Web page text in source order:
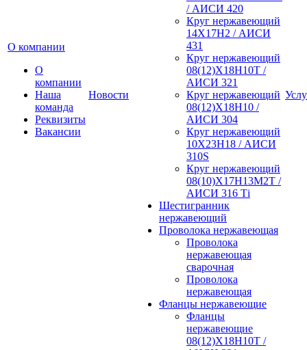
О компании
О
компании
Наша
команда
Реквизиты
Вакансии
Новости
/ АИСИ 420
Круг нержавеющий
14Х17Н2 / АИСИ
431
Круг нержавеющий
08(12)Х18Н10Т /
АИСИ 321
Круг нержавеющий
08(12)Х18Н10 /
АИСИ 304
Круг нержавеющий
10Х23Н18 / АИСИ
310S
Круг нержавеющий
08(10)Х17Н13М2Т /
АИСИ 316 Тi
Шестигранник
нержавеющий
Проволока нержавеющая
Проволока
нержавеющая
сварочная
Проволока
нержавеющая
Фланцы нержавеющие
Фланцы
нержавеющие
08(12)Х18Н10Т /